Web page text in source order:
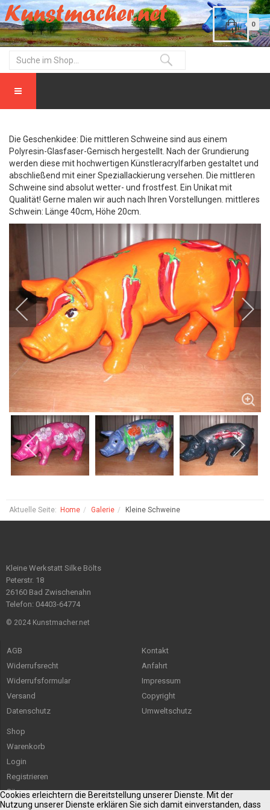
0
Die Geschenkidee: Die mittleren Schweine sind aus einem
Polyresin-Glasfaser-Gemisch hergestellt. Nach der Grundierung
werden diese mit hochwertigen Künstleracrylfarben gestaltet und
abschließend mit einer Speziallackierung versehen. Die mittleren
Schweine sind absolut wetter- und frostfest. Ein Unikat mit
Qualität! Gerne malen wir auch nach Ihren Vorstellungen. mittleres
Schwein: Länge 40cm, Höhe 20cm.
Aktuelle Seite: Home Galerie Kleine Schweine
Kleine Werkstatt Silke Bölts
Peterstr. 18
26160 Bad Zwischenahn
Telefon: 04403-64774
© 2024 Kunstmacher.net
AGB
Widerrufsrecht
Widerrufsformular
Versand
Datenschutz
Kontakt
Anfahrt
Impressum
Copyright
Umweltschutz
Shop
Warenkorb
Login
Registrieren
Sitemap
Cookies erleichtern die Bereitstellung unserer Dienste. Mit der
Nutzung unserer Dienste erklären Sie sich damit einverstanden, dass